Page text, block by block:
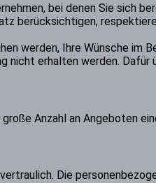
bei denen Sie sich
berücksichtigen,
werden, Ihre Wünsche
erhalten werden. Dafür
Anzahl an Angeboten
Die